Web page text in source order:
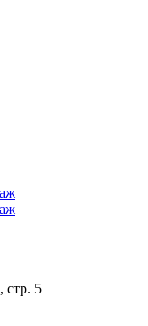
стр. 5